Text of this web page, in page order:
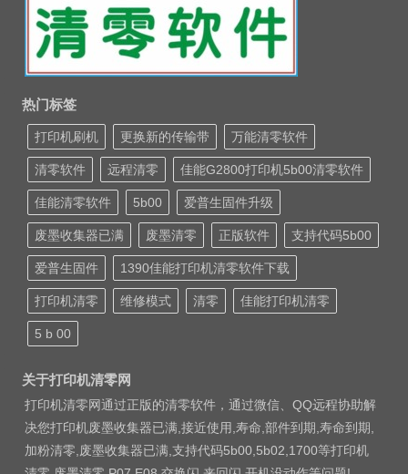
热门标签
打印机刷机 更换新的传输带 万能清零软件
清零软件 远程清零 佳能G2800打印机5b00清零软件
佳能清零软件 5b00 爱普生固件升级
废墨收集器已满 废墨清零 正版软件 支持代码5b00
爱普生固件 1390佳能打印机清零软件下载
打印机清零 维修模式 清零 佳能打印机清零
5 b 00
关于打印机清零网
打印机清零网通过正版的清零软件，通过微信、QQ远程协助解
决您打印机废墨收集器已满,接近使用,寿命,部件到期,寿命到期,
加粉清零,废墨收集器已满,支持代码5b00,5b02,1700等打印机